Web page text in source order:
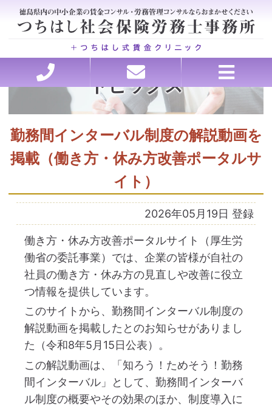
ホーム
労務の処方箋
会社を強くする戦略的アウトソーシング
働き方改革サポート
就業規則・職場のルール作り
人材の採用と育成
トラブルを未然に防ぐ労務管理
助成金申請、コンサルティング
賃金・退職金設計コンサルティング
医療・介護特化型コンサルティング、各種申請
ごあいさつ
理念・行動指針
お客様の声
事務所概要
アクセス
料金
セミナー講師承ります
お問い合わせ
トピックス
勤務間インターバル制度の解説動画を
掲載（働き方・休み方改善ポータルサ
イト）
2026年05月19日 登録
働き方・休み方改善ポータルサイト（厚生労
働省の委託事業）では、企業の皆様が自社の
社員の働き方・休み方の見直しや改善に役立
つ情報を提供しています。
このサイトから、勤務間インターバル制度の
解説動画を掲載したとのお知らせがありまし
た（令和8年5月15日公表）。
この解説動画は、「知ろう！ためそう！勤務
間インターバル」として、勤務間インターバ
ル制度の概要やその効果のほか、制度導入に